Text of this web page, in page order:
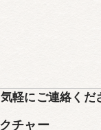
軽にご連絡くだ
チャー